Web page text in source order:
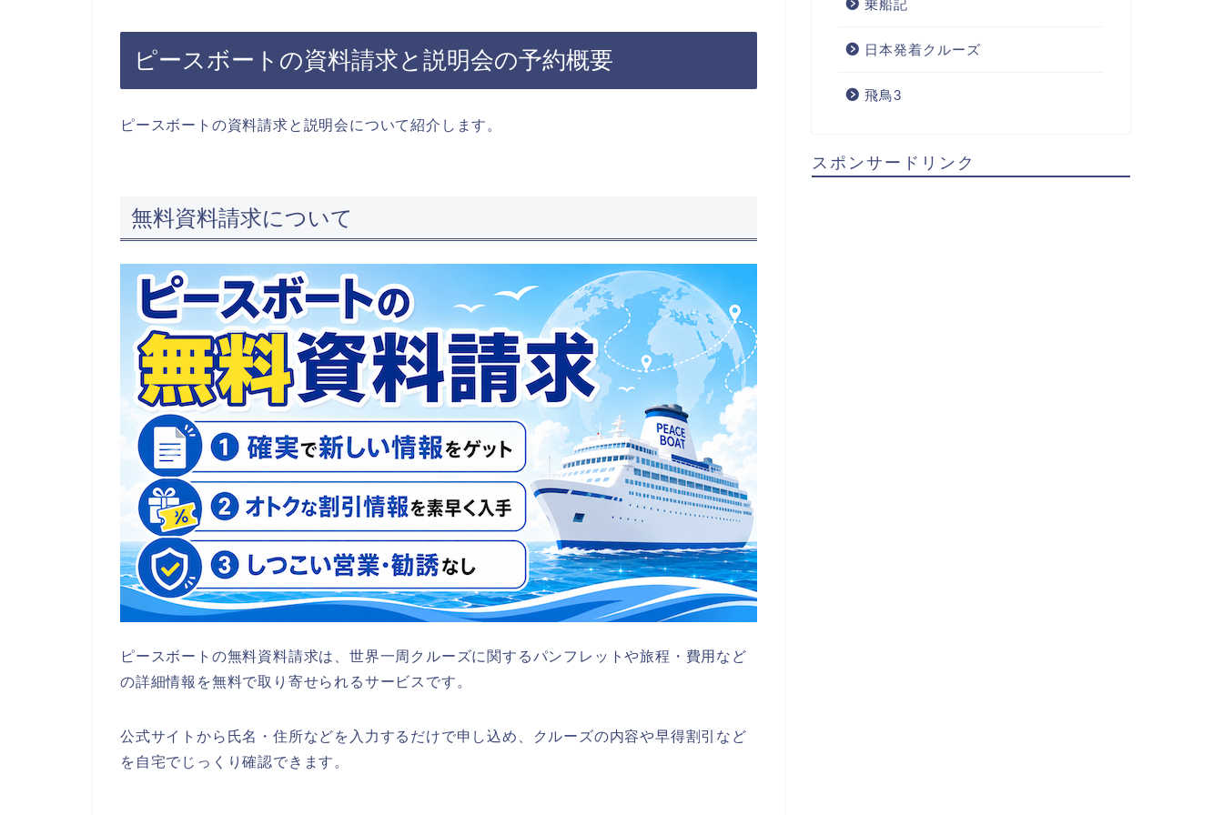
ピースボートの資料請求と説明会の予約概要
ピースボートの資料請求と説明会について紹介します。
無料資料請求について
ピースボートの無料資料請求は、世界一周クルーズに関するパンフレットや旅程・費用など
の詳細情報を無料で取り寄せられるサービスです。
公式サイトから氏名・住所などを入力するだけで申し込め、クルーズの内容や早得割引など
を自宅でじっくり確認できます。
乗船記
日本発着クルーズ
飛鳥3
スポンサードリンク